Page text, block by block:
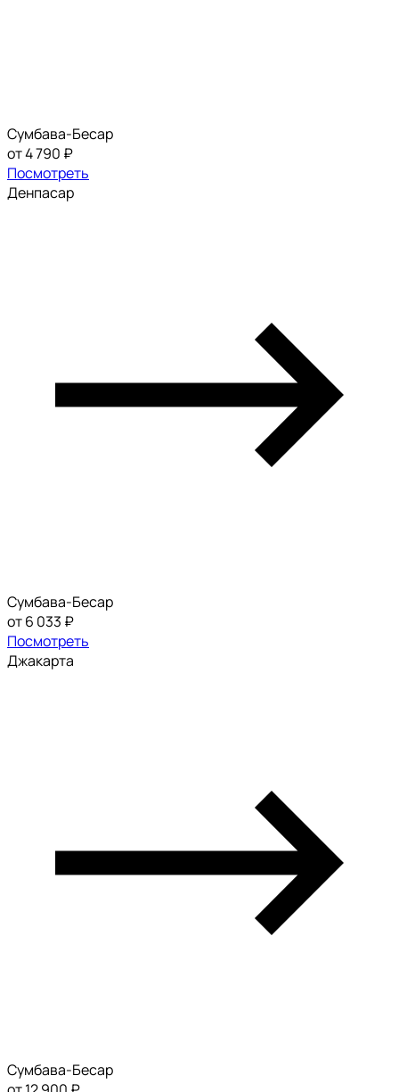
Сумбава-Бесар
от 4 790 ₽
Посмотреть
Денпасар
Сумбава-Бесар
от 6 033 ₽
Посмотреть
Джакарта
Сумбава-Бесар